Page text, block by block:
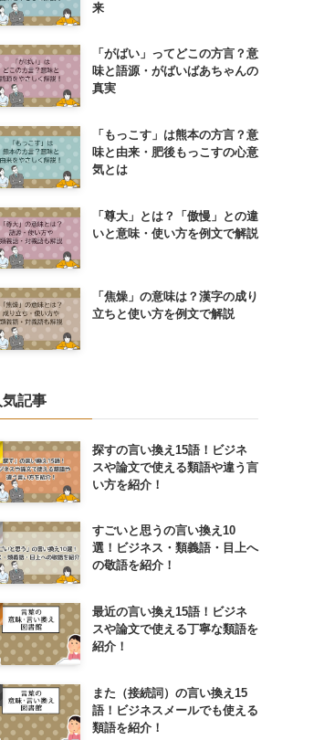
来
「がばい」ってどこの方言？意
味と語源・がばいばあちゃんの
真実
「もっこす」は熊本の方言？意
味と由来・肥後もっこすの心意
気とは
「尊大」とは？「傲慢」との違
いと意味・使い方を例文で解説
「焦燥」の意味は？漢字の成り
立ちと使い方を例文で解説
気記事
探すの言い換え15語！ビジネ
スや論文で使える類語や違う言
い方を紹介！
すごいと思うの言い換え10
選！ビジネス・類義語・目上へ
の敬語を紹介！
最近の言い換え15語！ビジネ
スや論文で使える丁寧な類語を
紹介！
また（接続詞）の言い換え15
語！ビジネスメールでも使える
類語を紹介！